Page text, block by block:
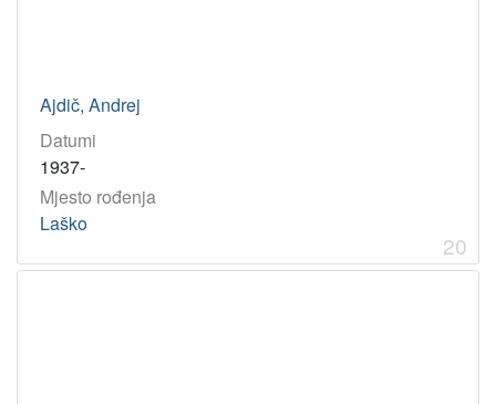
Ajdič, Andrej
Datumi
1937-
Mjesto rođenja
Laško
20